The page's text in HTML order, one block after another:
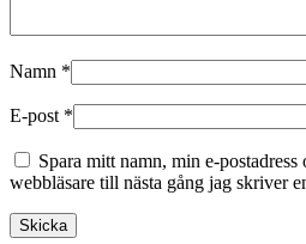
Namn *
E-post *
Spara mitt namn, min e-
webbläsare till nästa gång jag skriver
Skicka